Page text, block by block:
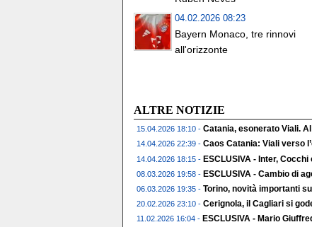
04.02.2026 08:23
Bayern Monaco, tre rinnovi
all'orizzonte
ALTRE NOTIZIE
15.04.2026 18:10 - Catania, esonerato Viali.
14.04.2026 22:39 - Caos Catania: Viali verso
14.04.2026 18:15 - ESCLUSIVA - Inter,
08.03.2026 19:58 - ESCLUSIVA - Cambio di
06.03.2026 19:35 - Torino, novità importanti
20.02.2026 23:10 - Cerignola, il Cagliari si
11.02.2026 16:04 - ESCLUSIVA - Mario